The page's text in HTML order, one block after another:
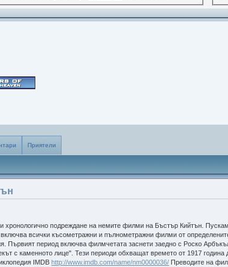
Приятели
хронологично подреждане на немите филми на Бъстър Кийтън.
всички късометражни и пълнометражни филми от
Първият период включва филмчетата заснети заедно с Роско
с каменното лице". Тези периоди обхващат времето от 1917 година
IMDBhttp://www.imdb.com/name/nm0000036/ Преводите на